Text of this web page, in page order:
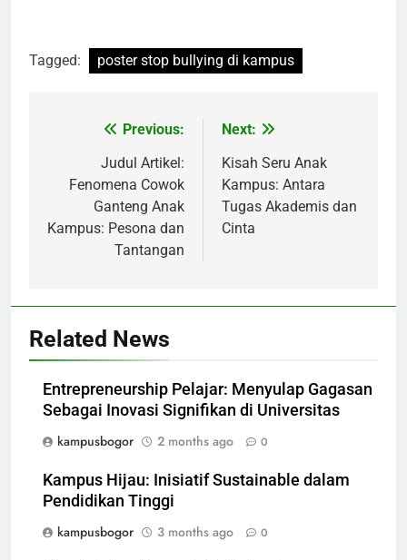
Tagged: poster stop bullying di kampus
navigation
Previous:
Judul Artikel:
Fenomena Cowok
Ganteng Anak
Kampus: Pesona dan
Tantangan
Next:
Kisah Seru Anak
Kampus: Antara
Tugas Akademis dan
Cinta
Related News
Entrepreneurship Pelajar: Menyulap Gagasan
Sebagai Inovasi Signifikan di Universitas
kampusbogor
2 months ago 0
Kampus Hijau: Inisiatif Sustainable dalam
Pendidikan Tinggi
kampusbogor
3 months ago 0